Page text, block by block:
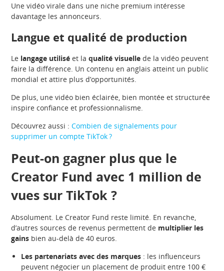
Une vidéo virale dans une niche premium intéresse
davantage les annonceurs.
Langue et qualité de production
Le langage utilisé et laqualité visuelle de la vidéo peuvent
faire la différence. Un contenu en anglais atteint un public
mondial et attire plus d’opportunités.
De plus, une vidéo bien éclairée, bien montée et structurée
inspire confiance et professionnalisme.
Découvrez aussi :Combien de signalements pour
supprimer un compte TikTok ?
Peut-on gagner plus que le
Creator Fund avec 1 million de
vues sur TikTok ?
Absolument. Le Creator Fund reste limité. En revanche,
d’autres sources de revenus permettent de multiplier les
gains bien au-delà de 40 euros.
Les partenariats avec des marques : les influenceurs
peuvent négocier un placement de produit entre 100 €